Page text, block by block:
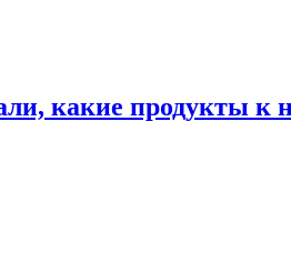
какие продукты к